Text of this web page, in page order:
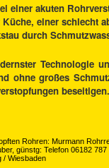
einer akuten
einer schlecht
durch
Technologie
ohne großes
beseitigen.